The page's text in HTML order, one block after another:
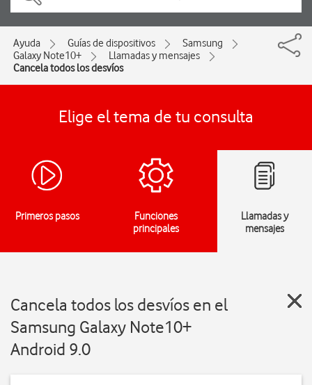
Ayuda Guías de dispositivos
Samsung
Galaxy Note10+
Llamadas y mensajes
Cancela todos los desvíos
Elige el tema de tu consulta
Primeros pasos
Funciones
principales
Llamadas y
mensajes
Cancela todos los desvíos en el
Samsung Galaxy Note10+
Android 9.0